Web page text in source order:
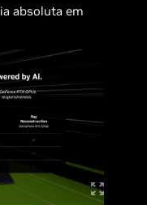
absoluta em